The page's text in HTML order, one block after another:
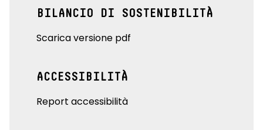
BILANCIO DI SOSTENIBILITÀ
Scarica versione pdf
ACCESSIBILITÀ
Report accessibilità